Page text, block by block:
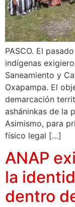
PASCO. El
indígenas
Saneamiento y
Oxapampa. El
demarcación
asháninkas de la
Asimismo, para
físico legal […]
ANAP
la
dentro